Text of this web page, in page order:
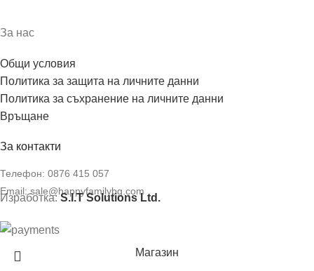
За нас
Общи условия
Политика за защита на личните данни
Политика за съхранение на личните данни
Връщане
За контакти
Телефон: 0876 415 057
Email:sale@happyfamilybg.com
Изработка:S.I.T Solutions Ltd.
Магазин